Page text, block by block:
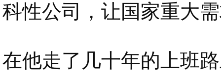
科性公司，让国家重大
在他走了几十年的上班